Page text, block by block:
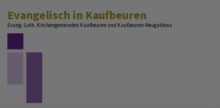
zum
Inhalt
Evangelisch in Kaufbeuren
Evang.-Luth. Kirchengemeinden Kaufbeuren und Kaufbeuren-Neugablonz